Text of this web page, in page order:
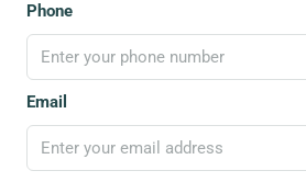
Phone
Email